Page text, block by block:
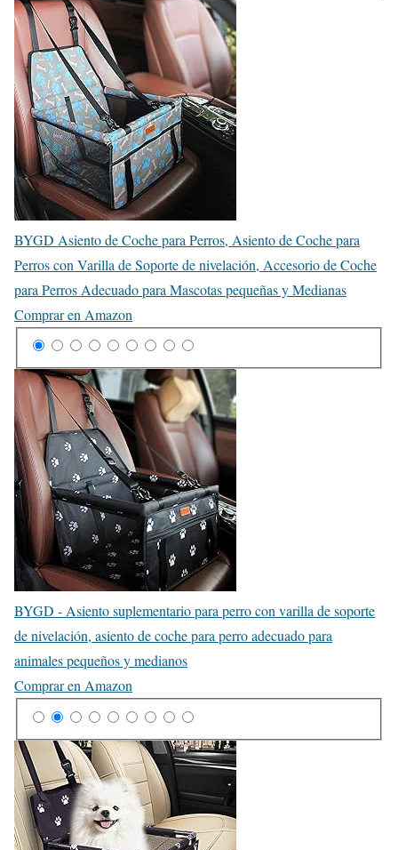
BYGD Asiento de Coche para Perros, Asiento de Coche para
Perros con Varilla de Soporte de nivelación, Accesorio de Coche
para Perros Adecuado para Mascotas pequeñas y Medianas
Comprar en Amazon
BYGD - Asiento suplementario para perro con varilla de soporte
de nivelación, asiento de coche para perro adecuado para
animales pequeños y medianos
Comprar en Amazon